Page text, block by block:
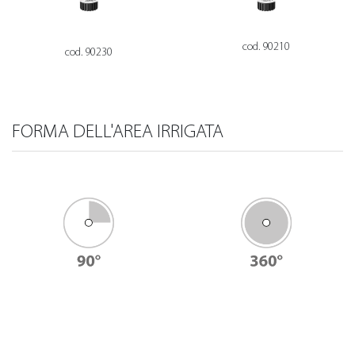
cod. 90230 cod. 90210
FORMA DELL'AREA IRRIGATA